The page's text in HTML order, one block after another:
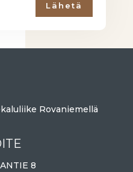
Lähetä
Rovaniemellä
8